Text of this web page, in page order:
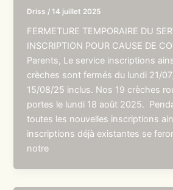
Driss /14 juillet 2025
FERMETURE TEMPORAIRE DU
INSCRIPTION POUR CAUSE DE
Parents, Le service inscriptions
crèches sont fermés du lundi 21/
15/08/25 inclus. Nos 19 crèches
portes le lundi 18 août 2025.
toutes les nouvelles inscriptions
inscriptions déjà existantes se
notre